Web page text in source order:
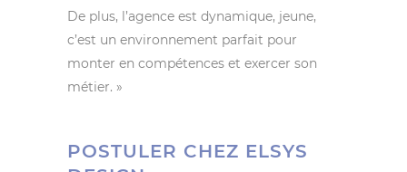
De plus, l’agence est dynamique, jeune,
c’est un environnement parfait pour
monter en compétences et exercer son
métier. »
POSTULER CHEZ ELSYS